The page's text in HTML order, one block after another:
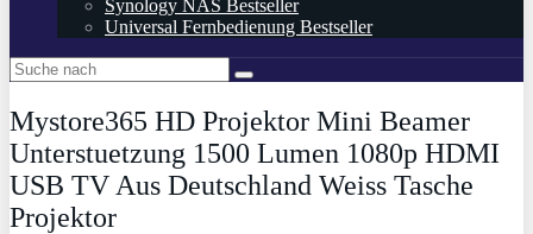
Synology NAS Bestseller
Universal Fernbedienung Bestseller
Mystore365 HD Projektor Mini Beamer
Unterstuetzung 1500 Lumen 1080p HDMI
USB TV Aus Deutschland Weiss Tasche
Projektor